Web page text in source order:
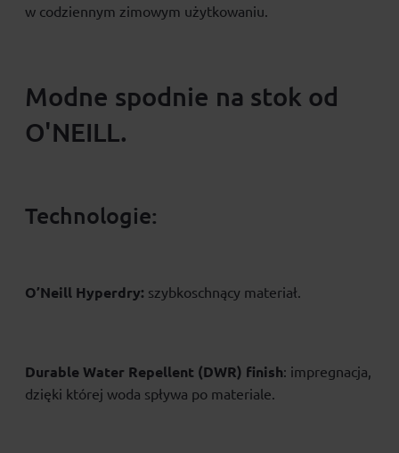
w codziennym zimowym użytkowaniu.
Modne spodnie na stok od
O'NEILL.
Technologie:
O’Neill Hyperdry: szybkoschnący materiał.
Durable Water Repellent (DWR) finish: impregnacja,
dzięki której woda spływa po materiale.